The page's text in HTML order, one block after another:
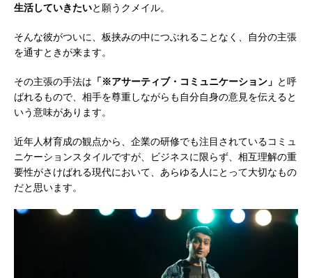
生活していきたいと願うクメイル。
そんな彼がついに、板挟みの中につぶれることなく、自分の主張
を通すときが来ます。
その主張の手法は 「※アサーティブ・コミュニケーション」 と呼
ばれるもので、相手を尊重しながらも自分自身の意見を伝えると
いう意味があります。
近年人材育成の観点から、企業の研修でも注目されているコミュ
ニケーションスタイルですが、ビジネスに限らず、相互理解の重
要性がさけばれる現代において、あらゆる人にとって大切なもの
だと思います。